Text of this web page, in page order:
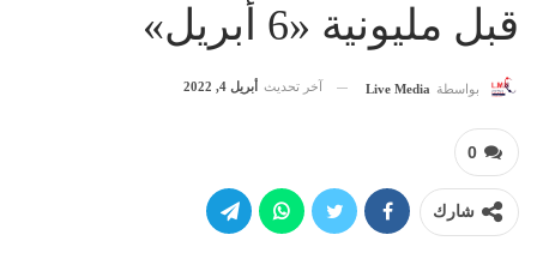
قبل مليونية «6 أبريل»
بواسطة Live Media آخر تحديث أبريل 4, 2022
0
شارك